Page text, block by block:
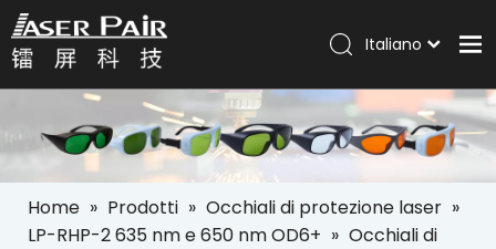
Prodotti
Soluzioni
Azienda
Italiano
Español
Pусский
English
Home » Prodotti » Occhiali di protezione laser »
LP-RHP-2 635 nm e 650 nm OD6+ » Occhiali di